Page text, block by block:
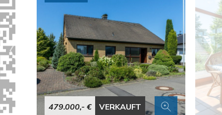
479.000,- € VERKAUFT